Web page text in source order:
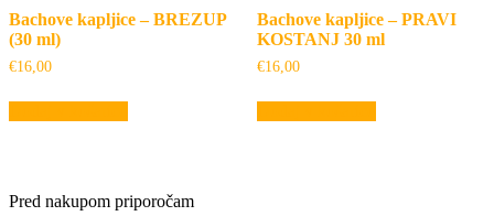
Bachove kapljice – BREZUP
(30 ml)
€16,00
Bachove kapljice – PRAVI
KOSTANJ 30 ml
€16,00
Pred nakupom priporočam